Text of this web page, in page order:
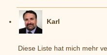
Karl
Diese Liste hat mich mehr